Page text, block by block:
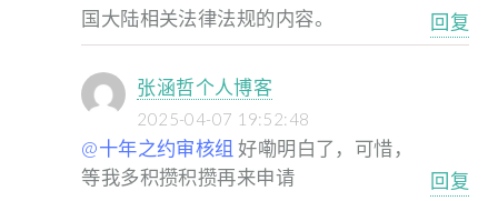
国大陆相关法律法规的内容。
回复
张涵哲个人博客
2025-04-07 19:52:48
@十年之约审核组 好嘞明白了，可惜，
等我多积攒积攒再来申请
回复